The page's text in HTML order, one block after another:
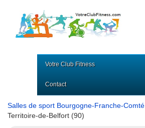
Votre Club Fitness
Contact
Salles de sport Bourgogne-Franche-Comté
Territoire-de-Belfort (90)